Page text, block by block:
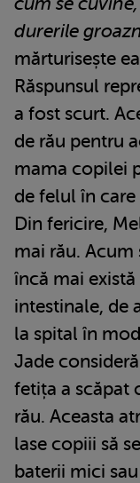
durerile
mărturisește
Răspunsul
a fost scurt.
de rău pentru
mama copilei
de felul în
Din fericire,
mai rău. Acum
încă mai
intestinale, de
la spital în
Jade
fetița a scăpat
rău. Aceasta
lase copiii să
baterii mici